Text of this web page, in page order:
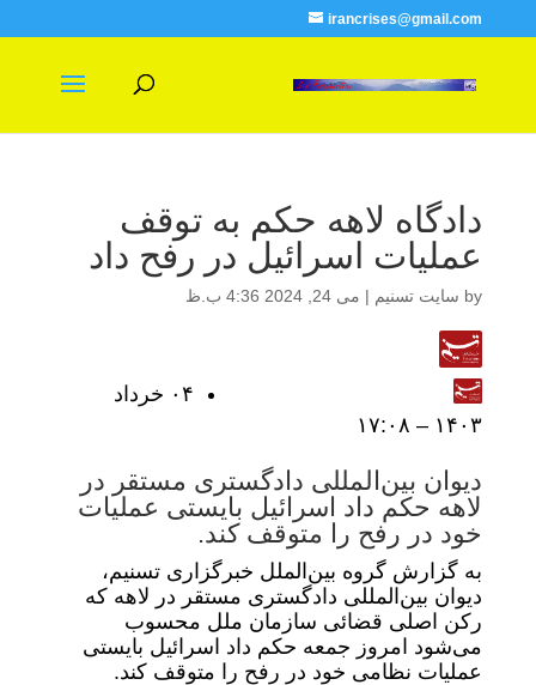
irancrises@gmail.com
دادگاه لاهه حکم به توقف
عملیات اسرائیل در رفح داد
by سایت تسنیم | می 24, 2024 4:36 ب.ظ
۰۴ خرداد
۱۴۰۳ – ۱۷:۰۸
دیوان بین‌المللی دادگستری مستقر در
لاهه حکم داد اسرائیل بایستی عملیات
خود در رفح را متوقف کند.
به گزارش گروه بین‌الملل خبرگزاری تسنیم،
دیوان بین‌المللی دادگستری مستقر در لاهه که
رکن اصلی قضائی سازمان ملل محسوب
می‌شود امروز جمعه حکم داد اسرائیل بایستی
عملیات نظامی خود در رفح را متوقف کند.